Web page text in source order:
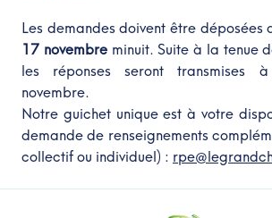
Les demandes doivent être déposées
17 novembreminuit. Suite à la tenue
les réponses seront
novembre.
Notre guichet unique est à votre
demande de renseignements
collectif ou individuel) :